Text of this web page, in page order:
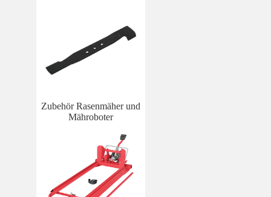
Zubehör Rasenmäher und
Mähroboter